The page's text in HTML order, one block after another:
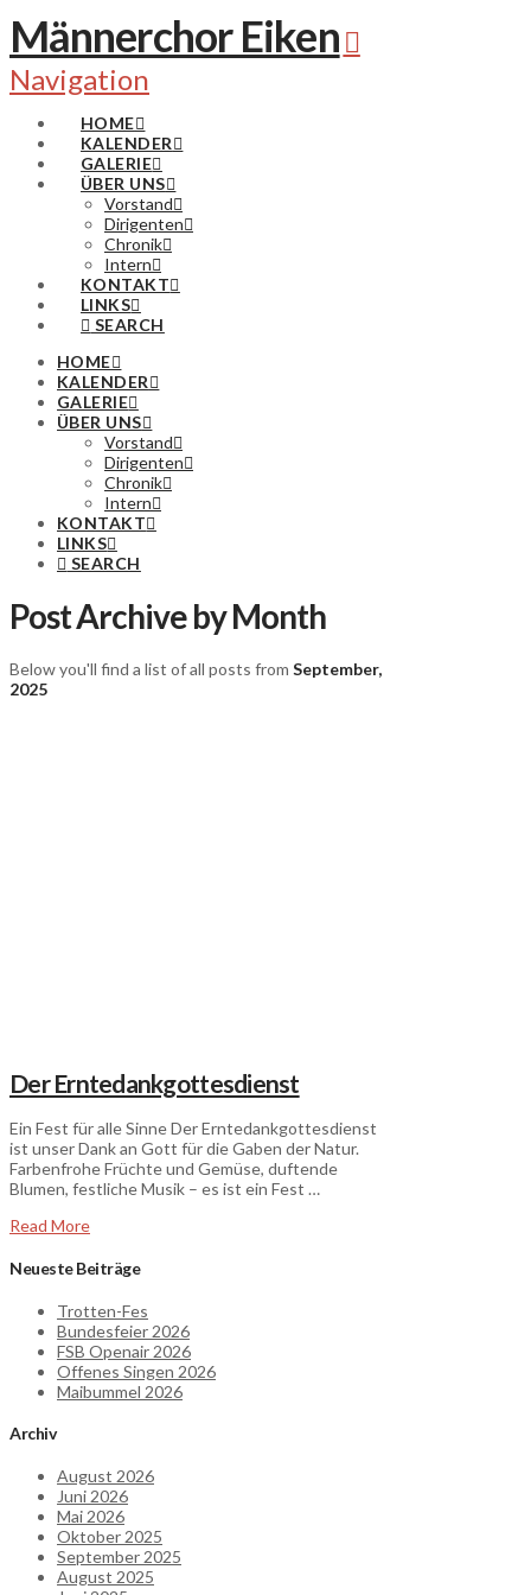
Männerchor Eiken
Navigation
HOME
KALENDER
GALERIE
ÜBER UNS
Vorstand
Dirigenten
Chronik
Intern
KONTAKT
LINKS
SEARCH
HOME
KALENDER
GALERIE
ÜBER UNS
Vorstand
Dirigenten
Chronik
Intern
KONTAKT
LINKS
SEARCH
Post Archive by Month
Below you'll find a list of all posts from September,
2025
Der Erntedankgottesdienst
Ein Fest für alle Sinne Der Erntedankgottesdienst
ist unser Dank an Gott für die Gaben der Natur.
Farbenfrohe Früchte und Gemüse, duftende
Blumen, festliche Musik – es ist ein Fest …
Read More
Neueste Beiträge
Trotten-Fes
Bundesfeier 2026
FSB Openair 2026
Offenes Singen 2026
Maibummel 2026
Archiv
August 2026
Juni 2026
Mai 2026
Oktober 2025
September 2025
August 2025